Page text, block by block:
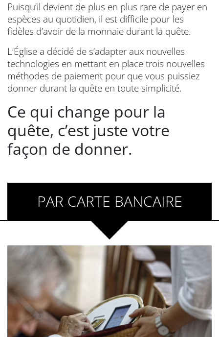
Puisqu’il devient de plus en plus rare de payer en
espèces au quotidien, il est difficile pour les
fidèles d’avoir de la monnaie durant la quête.
L’Église a décidé de s’adapter aux nouvelles
technologies en mettant en place trois nouvelles
méthodes de paiement pour que vous puissiez
donner durant la quête en toute simplicité.
Ce qui change pour la
quête, c’est juste votre
façon de donner.
PAR CARTE BANCAIRE